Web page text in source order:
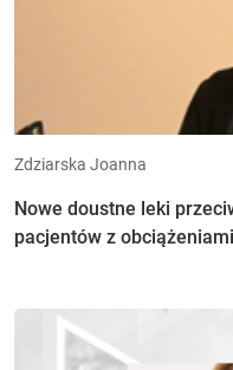
Zdziarska Joanna
Nowe doustne leki
pacjentów z obciążeniami